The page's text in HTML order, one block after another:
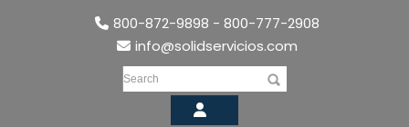
800-872-9898 - 800-777-2908
info@solidservicios.com
Search